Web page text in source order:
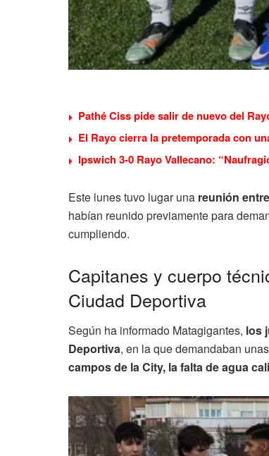
Pathé Ciss pide salir de nuevo del
El Rayo cierra la pretemporada con
Ipswich 3-0 Rayo Vallecano:
Este lunes tuvo lugar una reunión
habían reunido previamente para
cumpliendo.
Capitanes y cuerpo
Ciudad Deportiva
Según ha informado Matagigantes, los
Deportiva, en la que demandaban
campos de la City, la falta de agua